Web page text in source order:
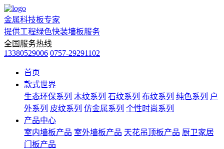
金属科技板专家
提供工程绿色快装墙板服务
全国服务热线
13380529006 0757-29291102
首页
款式世界
生态环保系列 木纹系列 石纹系列 布纹系列 纯色系列 户
外系列 皮纹系列 仿金属系列 个性时尚系列
产品中心
室内墙板产品 室外墙板产品 天花吊顶板产品 厨卫家居
门板产品